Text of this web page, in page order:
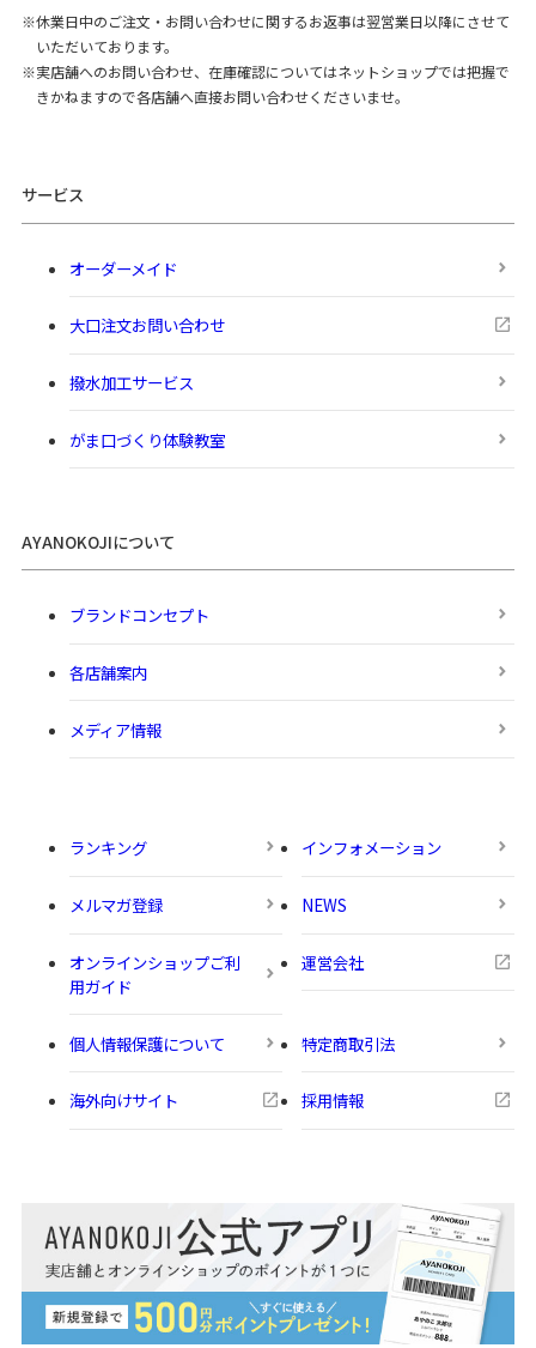
休業日中のご注文・お問い合わせに関するお返事は翌営業日以降にさせて
いただいております。
実店舗へのお問い合わせ、在庫確認についてはネットショップでは把握で
きかねますので各店舗へ直接お問い合わせくださいませ。
サービス
オーダーメイド
大口注文お問い合わせ
撥水加工サービス
がま口づくり体験教室
AYANOKOJIについて
ブランドコンセプト
各店舗案内
メディア情報
ランキング インフォメーション
メルマガ登録 NEWS
オンラインショップご利
用ガイド
運営会社
個人情報保護について 特定商取引法
海外向けサイト 採用情報